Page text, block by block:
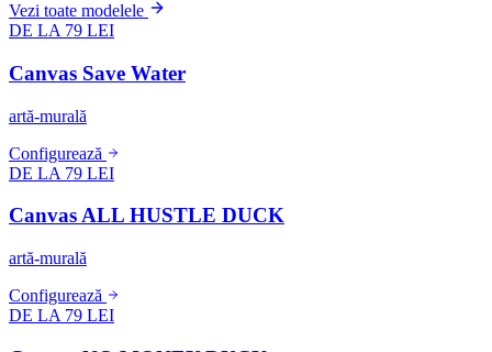
Vezi toate modelele
DE LA 79 LEI
Canvas Save Water
artă-murală
Configurează
DE LA 79 LEI
Canvas ALL HUSTLE DUCK
artă-murală
Configurează
DE LA 79 LEI